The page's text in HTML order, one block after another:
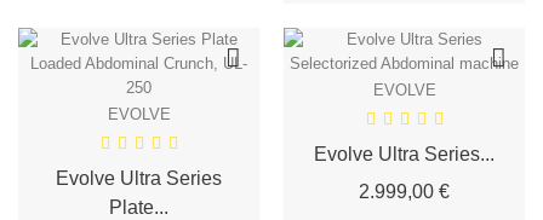
EVOLVE
Evolve Ultra Series
Plate...
EVOLVE
Evolve Ultra Series...
2.999,00 €Cena